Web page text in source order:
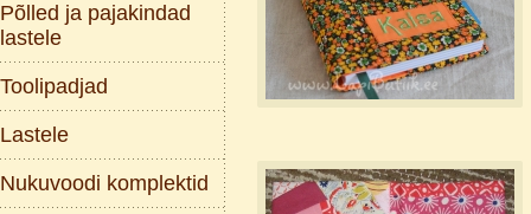
Põlled ja pajakindad
lastele
Toolipadjad
Lastele
Nukuvoodi komplektid